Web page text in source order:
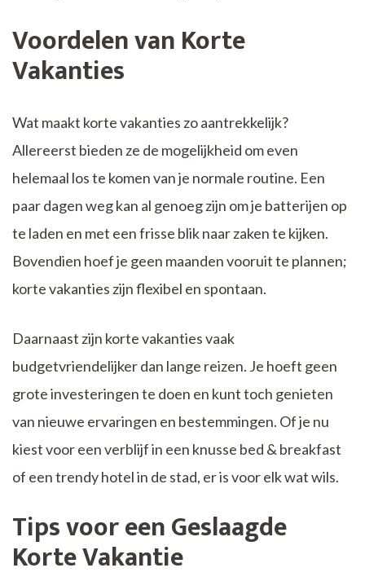
Voordelen van Korte
Vakanties
Wat maakt korte vakanties zo aantrekkelijk?
Allereerst bieden ze de mogelijkheid om even
helemaal los te komen van je normale routine. Een
paar dagen weg kan al genoeg zijn om je batterijen op
te laden en met een frisse blik naar zaken te kijken.
Bovendien hoef je geen maanden vooruit te plannen;
korte vakanties zijn flexibel en spontaan.
Daarnaast zijn korte vakanties vaak
budgetvriendelijker dan lange reizen. Je hoeft geen
grote investeringen te doen en kunt toch genieten
van nieuwe ervaringen en bestemmingen. Of je nu
kiest voor een verblijf in een knusse bed & breakfast
of een trendy hotel in de stad, er is voor elk wat wils.
Tips voor een Geslaagde
Korte Vakantie